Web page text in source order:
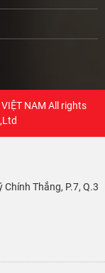
NAM All rights
Chính Thắng, P.7, Q.3